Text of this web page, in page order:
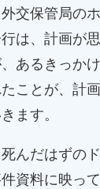
交保管局の
は、計画が
あるきっか
ことが、計
ます。
んだはずの
資料に映っ